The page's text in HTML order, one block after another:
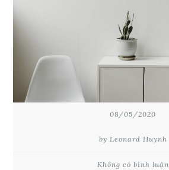
08/05/2020
by Leonard Huynh
Không có bình luận